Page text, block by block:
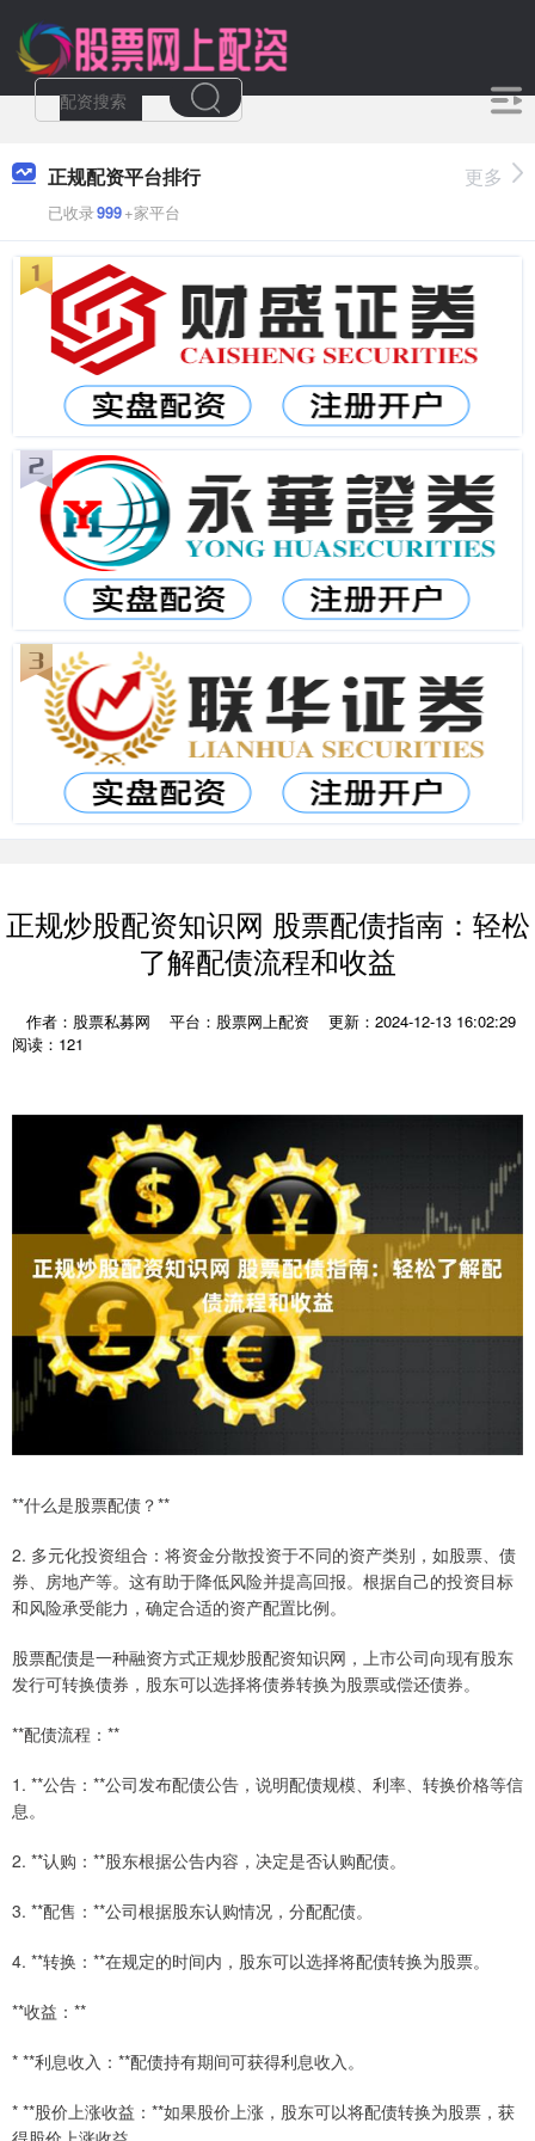
正规配资平台排行
已收录999+家平台
更多
正规炒股配资知识网 股票配债指南：轻松
了解配债流程和收益
作者：股票私募网 平台：股票网上配资
更新：2024-12-13 16:02:29
阅读：121
**什么是股票配债？**
2. 多元化投资组合：将资金分散投资于不同的资产类别，如股票、债
券、房地产等。这有助于降低风险并提高回报。根据自己的投资目标
和风险承受能力，确定合适的资产配置比例。
股票配债是一种融资方式正规炒股配资知识网，上市公司向现有股东
发行可转换债券，股东可以选择将债券转换为股票或偿还债券。
**配债流程：**
1. **公告：**公司发布配债公告，说明配债规模、利率、转换价格等信
息。
2. **认购：**股东根据公告内容，决定是否认购配债。
3. **配售：**公司根据股东认购情况，分配配债。
4. **转换：**在规定的时间内，股东可以选择将配债转换为股票。
**收益：**
* **利息收入：**配债持有期间可获得利息收入。
* **股价上涨收益：**如果股价上涨，股东可以将配债转换为股票，获